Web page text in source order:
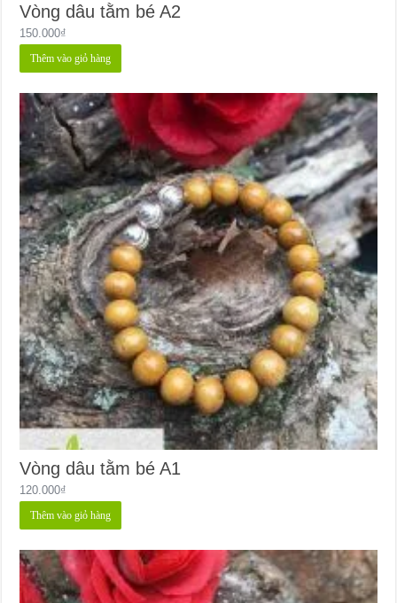
Vòng dâu tằm bé A2
150.000₫
Thêm vào giỏ hàng
Vòng dâu tằm bé A1
120.000₫
Thêm vào giỏ hàng